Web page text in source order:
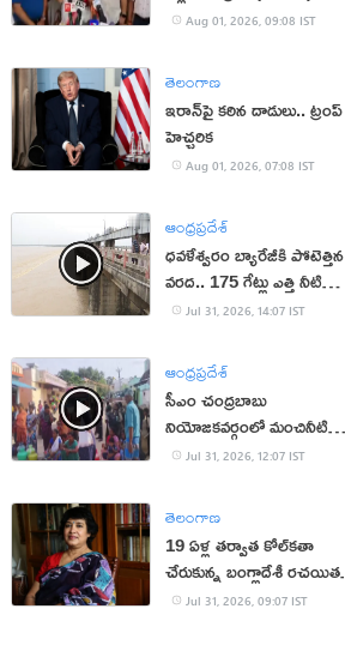
Aug 01, 2026, 09:08 IST
తెలంగాణ
ఇరాన్‌పై కఠిన దాడులు.. ట్రంప్
హెచ్చరిక
Aug 01, 2026, 07:08 IST
ఆంధ్రప్రదేశ్
ధవళేశ్వరం బ్యారేజీకి పోటెత్తిన
వరద.. 175 గేట్లు ఎత్తి నీటి
విడుదల
Jul 31, 2026, 14:07 IST
ఆంధ్రప్రదేశ్
సీఎం చంద్రబాబు
నియోజకవర్గంలో మంచినీటి
కష్టాలు.. మహిళలు ఆందోళన
Jul 31, 2026, 12:07 IST
తెలంగాణ
19 ఏళ్ల త‌ర్వాత కోల్‌క‌తా
చేరుకున్న బంగ్లాదేశీ ర‌చ‌యిత
త‌స్లీమా న‌స్రీన్‌
Jul 31, 2026, 09:07 IST